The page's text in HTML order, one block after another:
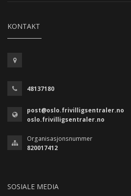
KONTAKT
48137180
post@oslo.frivilligsentraler.no
oslo.frivilligsentraler.no
Organisasjonsnummer
820017412
SOSIALE MEDIA